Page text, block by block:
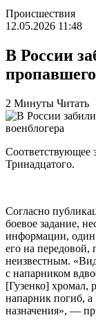
Происшествия
12.05.2026 11:48
В России
2 Минуты Читать
Соответствующее
Тринадцатого.
Согласно
боевое задание,
информации, один
его на передовой,
неизвестным.
с напарником
[Гузенко] хромал,
напарник погиб, а
назначения», —